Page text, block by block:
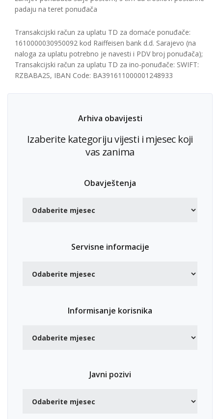
padaju na teret ponuđača
Transakcijski račun za uplatu TD za domaće ponuđače:
1610000030950092 kod Raiffeisen bank d.d. Sarajevo (na
naloga za uplatu potrebno je navesti i PDV broj ponuđača);
Transakcijski račun za uplatu TD za ino-ponuđače: SWIFT:
RZBABA2S, IBAN Code: BA391611000001248933
Arhiva obavijesti
Izaberite kategoriju vijesti i mjesec koji
vas zanima
Obavještenja
Servisne informacije
Informisanje korisnika
Javni pozivi